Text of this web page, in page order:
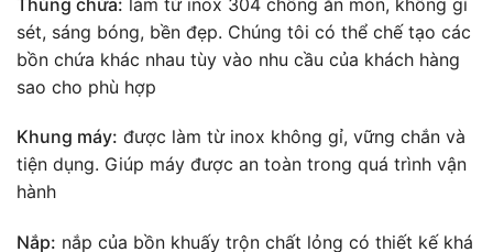
sét, sáng bóng, bền đẹp. Chúng tôi có thể chế tạo các
bồn chứa khác nhau tùy vào nhu cầu của khách hàng
sao cho phù hợp
Khung máy: được làm từ inox không gỉ, vững chắn và
tiện dụng. Giúp máy được an toàn trong quá trình vận
hành
Nắp: nắp của bồn khuấy trộn chất lỏng có thiết kế khá